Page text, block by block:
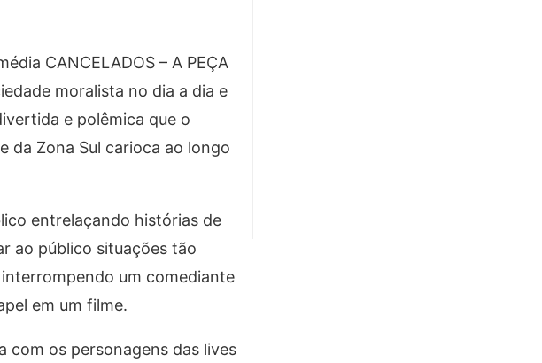
CANCELADOS – A PEÇA
moralista no dia a dia e
e polêmica que o
da Zona Sul carioca ao longo
entrelaçando histórias de
ao público situações tão
um comediante
em um filme.
com os personagens das lives